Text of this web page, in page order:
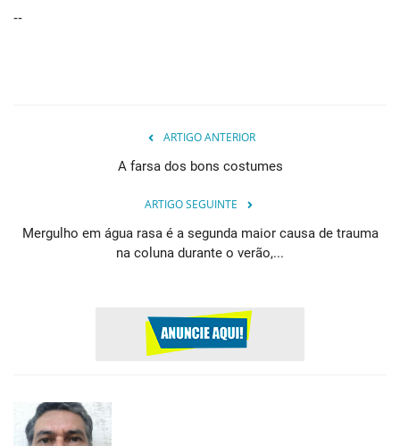
--
ARTIGO ANTERIOR
A farsa dos bons costumes
ARTIGO SEGUINTE
Mergulho em água rasa é a segunda maior causa de trauma
na coluna durante o verão,...